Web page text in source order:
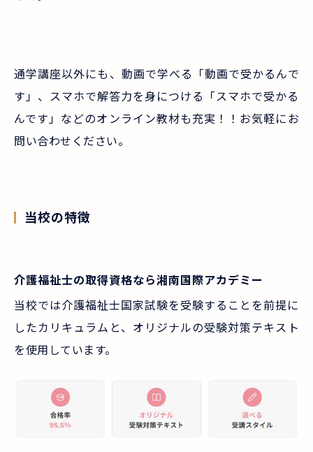
通学講座以外にも、動画で学べる「動画で受かるんで
す」、スマホで解答力を身につける「スマホで受かる
んです」などのオンライン教材も充実！！お気軽にお
問い合わせください。
当校の特徴
介護福祉士の取得資格なら湘南国際アカデミー
当校では介護福祉士国家試験を受験することを前提に
したカリキュラムと、オリジナルの受験対策テキスト
を使用しています。